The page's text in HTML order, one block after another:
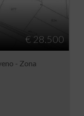
€ 28.500
- Zona